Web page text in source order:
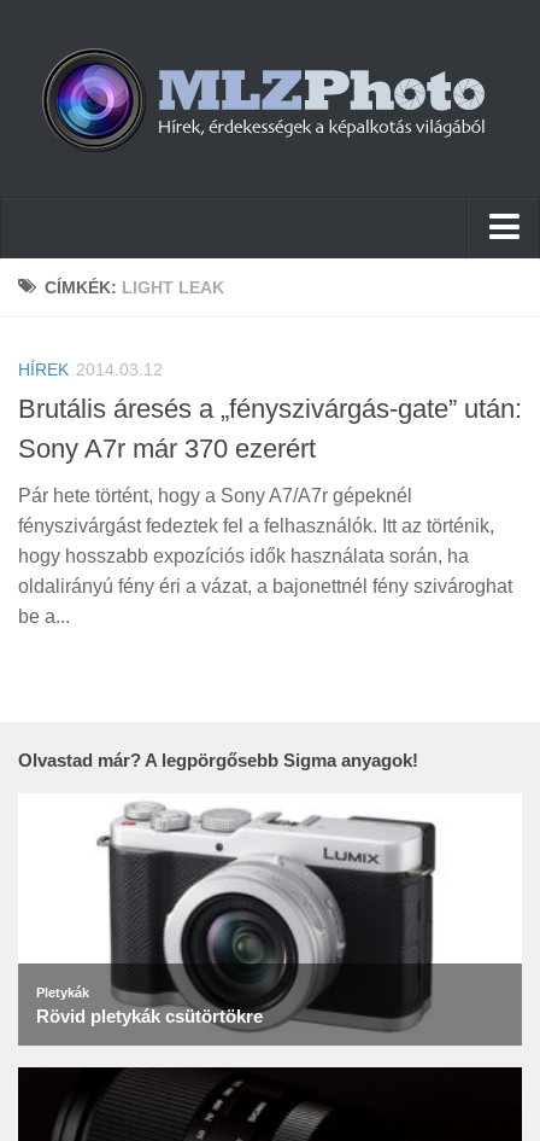
Hírek
Cikkek
Szoftver
Firmware
Tudástár
Tanácsok
Érdekességek
CÍMKÉK: LIGHT LEAK
HÍREK 2014.03.12
Brutális áresés a „fényszivárgás-gate” után:
Sony A7r már 370 ezerért
Pár hete történt, hogy a Sony A7/A7r gépeknél
fényszivárgást fedeztek fel a felhasználók. Itt az történik,
hogy hosszabb expozíciós idők használata során, ha
oldalirányú fény éri a vázat, a bajonettnél fény szivároghat
be a...
Olvastad már? A legpörgősebb Sigma anyagok!